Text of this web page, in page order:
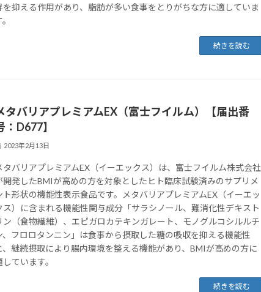
を抑える作用があり、脂肪が多い食事をとりがちな方に適していま
続きを読む
タバリアプレミアムEX（富士フイルム）【届出番
：D677】
2023年2月13日
タバリアプレミアムEX（イーエックス）は、富士フイルム株式会社
開発したBMIが高めの方を対象としたヒト臨床試験済みのサプリメ
ト形状の機能性表示食品です。メタバリアプレミアムEX（イーエッ
ス）に含まれる機能性関与成分「サラシノール、難消化性デキスト
ン（食物繊維）、エピガロカテキンガレート、モノグルコシルルチ
、フロロタンニン」は食事から摂取した糖の吸収を抑える機能性
、継続摂取により腸内環境を整える機能があり、BMIが高めの方に
しています。
続きを読む